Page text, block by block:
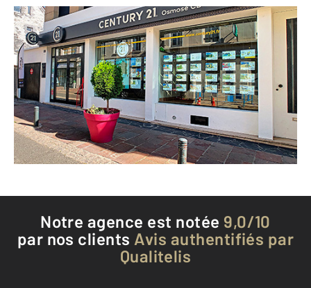
CENTURY 21 Osmose CB
22 rue Cappeville
GISORS - 27140
Envoyer un message
Téléphoner à l'agence
Notre agence est notée 9,0/10
par nos clients Avis authentifiés par
Qualitelis